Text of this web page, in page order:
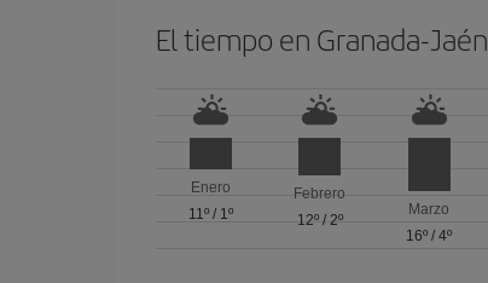
El tiempo en Granada-Jaén
Enero
11º/ 1º
Febrero
12º/ 2º
Marzo
16º /4º